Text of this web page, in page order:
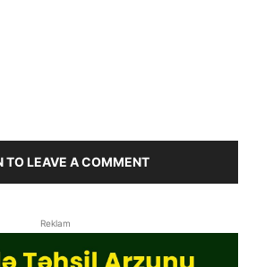
TO LEAVE A COMMENT
Reklam